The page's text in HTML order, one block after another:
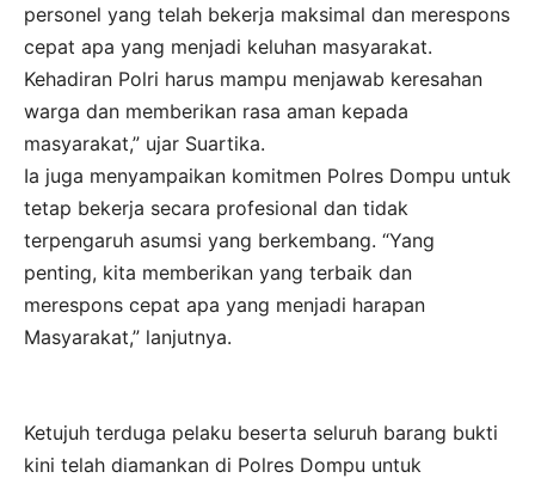
personel yang telah bekerja maksimal dan merespons
cepat apa yang menjadi keluhan masyarakat.
Kehadiran Polri harus mampu menjawab keresahan
warga dan memberikan rasa aman kepada
masyarakat,” ujar Suartika.
Ia juga menyampaikan komitmen Polres Dompu untuk
tetap bekerja secara profesional dan tidak
terpengaruh asumsi yang berkembang. “Yang
penting, kita memberikan yang terbaik dan
merespons cepat apa yang menjadi harapan
Masyarakat,” lanjutnya.
Ketujuh terduga pelaku beserta seluruh barang bukti
kini telah diamankan di Polres Dompu untuk